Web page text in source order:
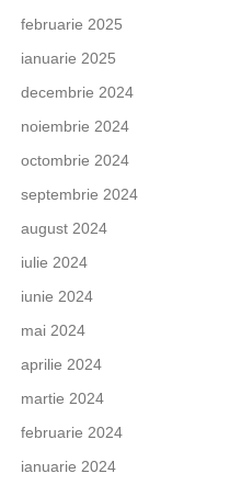
februarie 2025
ianuarie 2025
decembrie 2024
noiembrie 2024
octombrie 2024
septembrie 2024
august 2024
iulie 2024
iunie 2024
mai 2024
aprilie 2024
martie 2024
februarie 2024
ianuarie 2024